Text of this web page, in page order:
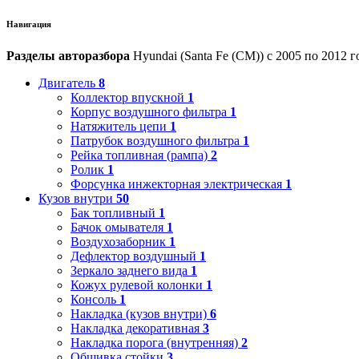
Навигация
Разделы авторазбора Hyundai (Santa Fe (CM)) с 2005 по 2012
Двигатель 8
Коллектор впускной 1
Корпус воздушного фильтра 1
Натяжитель цепи 1
Патрубок воздушного фильтра 1
Рейка топливная (рампа) 2
Ролик 1
Форсунка инжекторная электрическая 1
Кузов внутри 50
Бак топливный 1
Бачок омывателя 1
Воздухозаборник 1
Дефлектор воздушный 1
Зеркало заднего вида 1
Кожух рулевой колонки 1
Консоль 1
Накладка (кузов внутри) 6
Накладка декоративная 3
Накладка порога (внутренняя) 2